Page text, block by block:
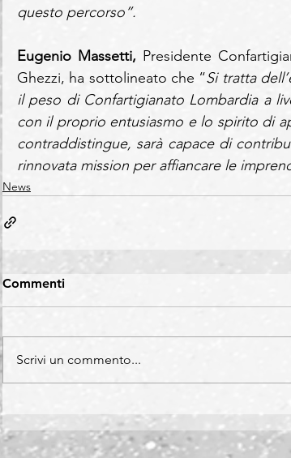
questo percorso”.
Eugenio Massetti, Presidente
Ghezzi, ha sottolineato che “Si tratta
il peso di Confartigianato Lombardia a
con il proprio entusiasmo e lo spirito di
contraddistingue, sarà capace di
rinnovata mission per affiancare le
News
Commenti
Scrivi un commento...